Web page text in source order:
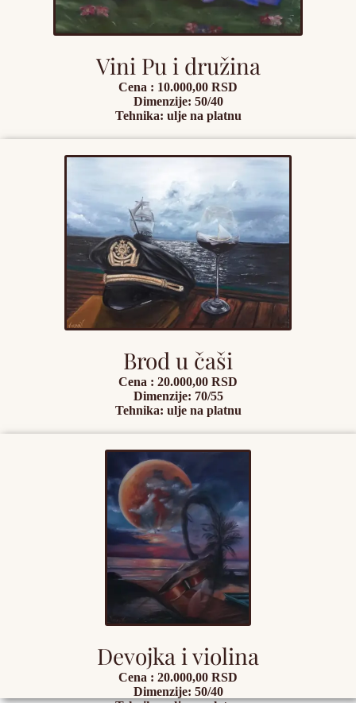
Vini Pu i družina
Cena : 10.000,00 RSD
Dimenzije: 50/40
Tehnika: ulje na platnu
Brod u čaši
Cena : 20.000,00 RSD
Dimenzije: 70/55
Tehnika: ulje na platnu
Devojka i violina
Cena : 20.000,00 RSD
Dimenzije: 50/40